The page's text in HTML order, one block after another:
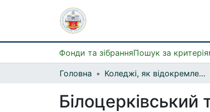
Фонди та зібранняПошук за
Головна Коледжі, як відокремлені структурні підрозділи